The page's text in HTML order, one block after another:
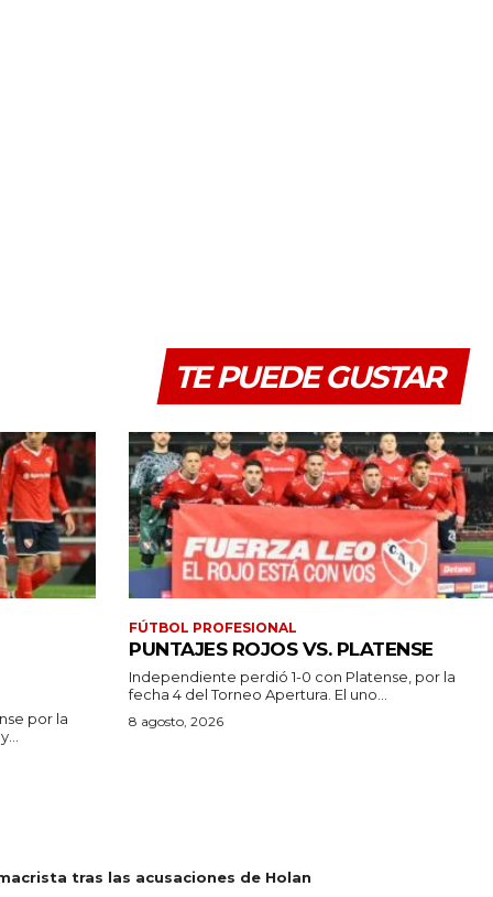
TE PUEDE GUSTAR
por la
FÚTBOL PROFESIONAL
PUNTAJES ROJOS VS. PLATENSE
Independiente perdió 1-0 con Platense, por la
fecha 4 del Torneo Apertura. El uno...
8 agosto, 2026